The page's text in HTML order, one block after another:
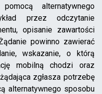
alternatywnego
przez odczytanie
opisanie zawartości
powinno zawierać
wskazanie, o którą
mobilną chodzi oraz
zgłasza potrzebę
alternatywnego sposobu